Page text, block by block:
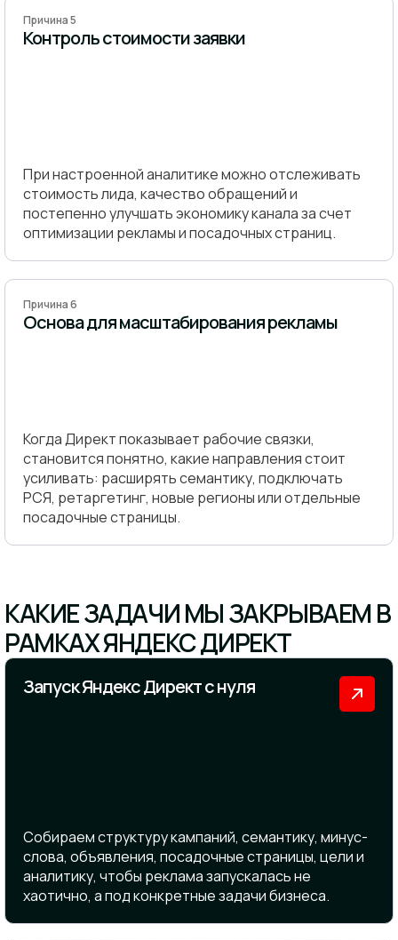
Причина 5
Контроль стоимости заявки
При настроенной аналитике можно отслеживать
стоимость лида, качество обращений и
постепенно улучшать экономику канала за счет
оптимизации рекламы и посадочных страниц.
Причина 6
Основа для масштабирования рекламы
Когда Директ показывает рабочие связки,
становится понятно, какие направления стоит
усиливать: расширять семантику, подключать
РСЯ, ретаргетинг, новые регионы или отдельные
посадочные страницы.
КАКИЕ ЗАДАЧИ МЫ ЗАКРЫВАЕМ В
РАМКАХ ЯНДЕКС ДИРЕКТ
Запуск Яндекс Директ с нуля
Собираем структуру кампаний, семантику, минус-
слова, объявления, посадочные страницы, цели и
аналитику, чтобы реклама запускалась не
хаотично, а под конкретные задачи бизнеса.